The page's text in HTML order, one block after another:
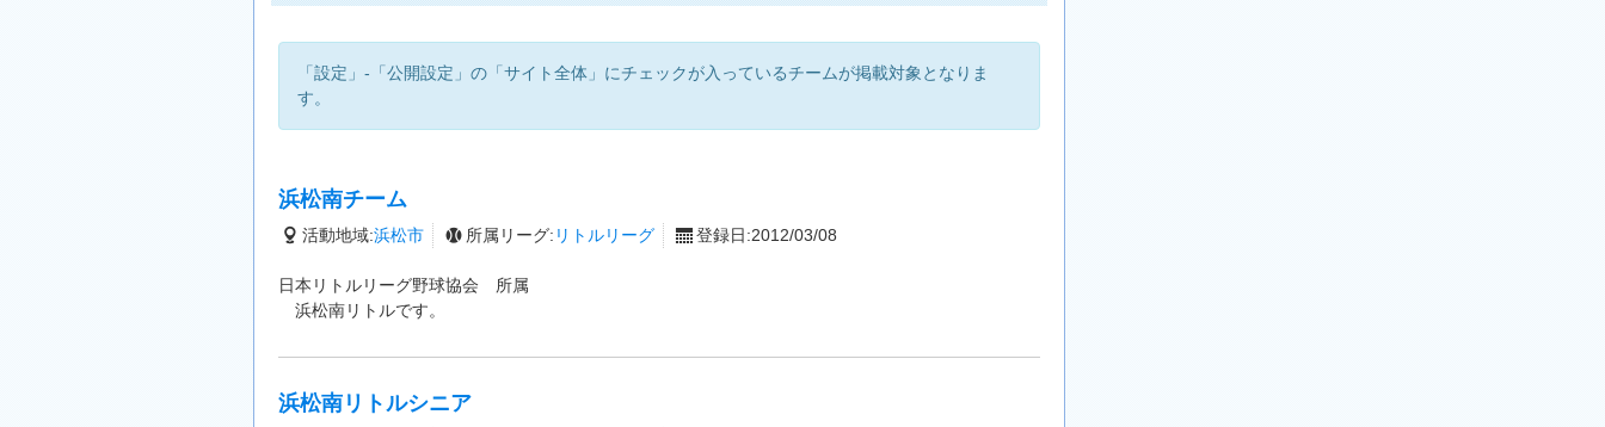
「設定」-「公開設定」の「サイト全体」にチェックが入っているチームが掲載対象となりま
す。
浜松南チーム
活動地域:浜松市 所属リーグ: リトルリーグ 登録日:2012/03/08
日本リトルリーグ野球協会 所属
浜松南リトルです。
浜松南リトルシニア